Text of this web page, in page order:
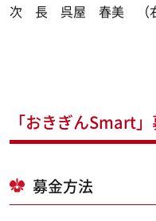
次 長 呉屋 春美 （右
「おきぎんSmart
募金方法